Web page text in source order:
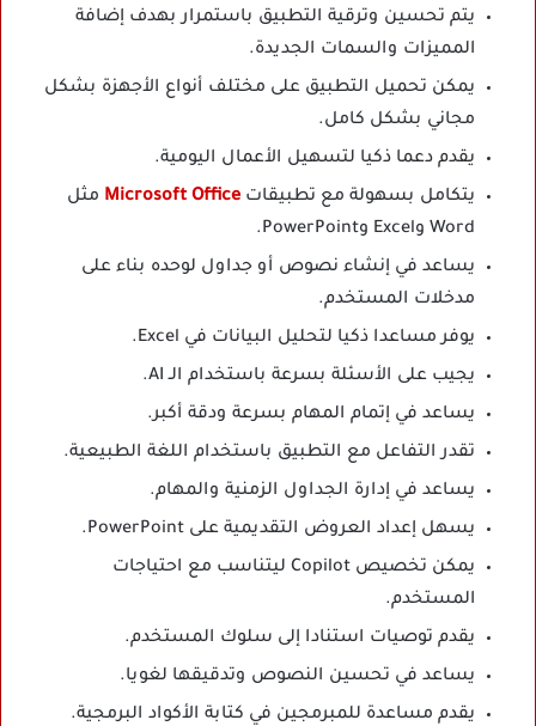
يتم تحسين وترقية التطبيق باستمرار بهدف إضافة
المميزات والسمات الجديدة.
يمكن تحميل التطبيق على مختلف أنواع الأجهزة بشكل
مجاني بشكل كامل.
يقدم دعما ذكيا لتسهيل الأعمال اليومية.
يتكامل بسهولة مع تطبيقات Microsoft Office مثل
Word وExcel وPowerPoint.
يساعد في إنشاء نصوص أو جداول لوحده بناء على
مدخلات المستخدم.
يوفر مساعدا ذكيا لتحليل البيانات في Excel.
يجيب على الأسئلة بسرعة باستخدام الـ AI.
يساعد في إتمام المهام بسرعة ودقة أكبر.
تقدر التفاعل مع التطبيق باستخدام اللغة الطبيعية.
يساعد في إدارة الجداول الزمنية والمهام.
يسهل إعداد العروض التقديمية على PowerPoint.
يمكن تخصيص Copilot ليتناسب مع احتياجات
المستخدم.
يقدم توصيات استنادا إلى سلوك المستخدم.
يساعد في تحسين النصوص وتدقيقها لغويا.
يقدم مساعدة للمبرمجين في كتابة الأكواد البرمجية.